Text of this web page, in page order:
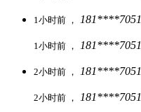
1小时前 ， 181****7051
1小时前 ， 181****7051
2小时前 ， 181****7051
2小时前 ， 181****7051